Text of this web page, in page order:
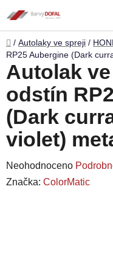
na
obsah
Domů
/ Autolaky ve spreji /
RP25 Aubergine (Dark
Autolak
odstín
(Dark
violet)
Průměrné
hodnocení
Neohodnoceno
Značka: ColorMatic